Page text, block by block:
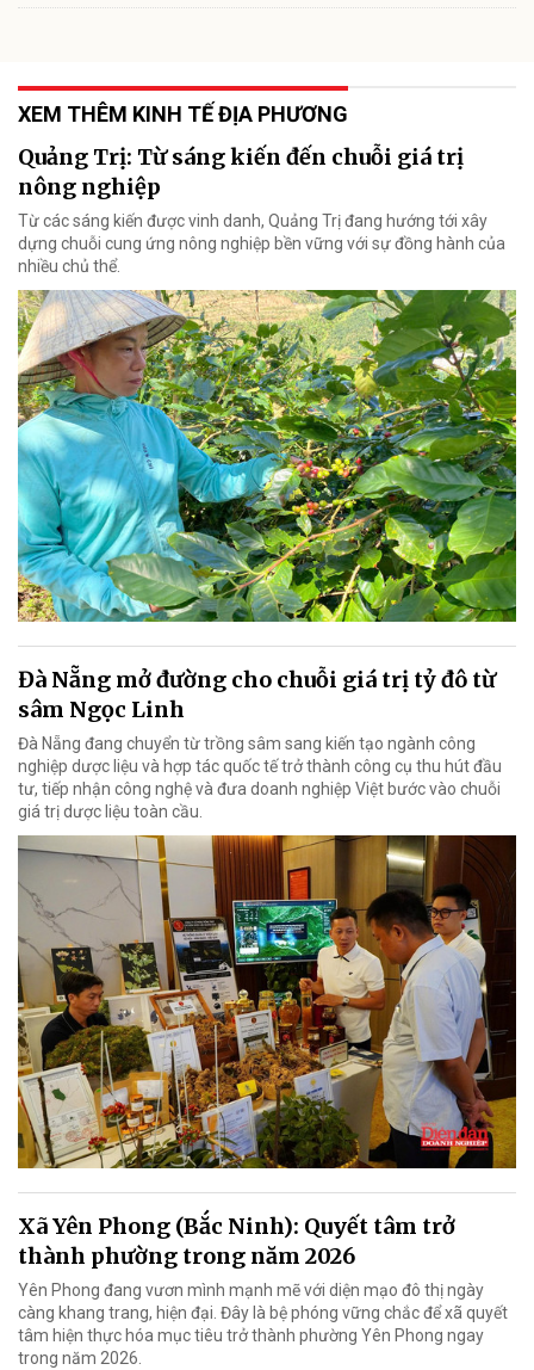
XEM THÊM KINH TẾ ĐỊA PHƯƠNG
Quảng Trị: Từ sáng kiến đến chuỗi giá trị
nông nghiệp
Từ các sáng kiến được vinh danh, Quảng Trị đang hướng tới xây
dựng chuỗi cung ứng nông nghiệp bền vững với sự đồng hành của
nhiều chủ thể.
Đà Nẵng mở đường cho chuỗi giá trị tỷ đô từ
sâm Ngọc Linh
Đà Nẵng đang chuyển từ trồng sâm sang kiến tạo ngành công
nghiệp dược liệu và hợp tác quốc tế trở thành công cụ thu hút đầu
tư, tiếp nhận công nghệ và đưa doanh nghiệp Việt bước vào chuỗi
giá trị dược liệu toàn cầu.
Xã Yên Phong (Bắc Ninh): Quyết tâm trở
thành phường trong năm 2026
Yên Phong đang vươn mình mạnh mẽ với diện mạo đô thị ngày
càng khang trang, hiện đại. Đây là bệ phóng vững chắc để xã quyết
tâm hiện thực hóa mục tiêu trở thành phường Yên Phong ngay
trong năm 2026.